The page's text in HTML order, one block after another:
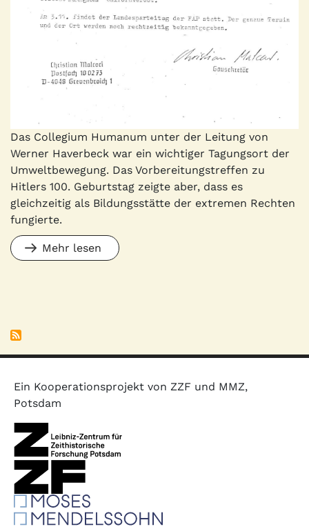
Das Collegium Humanum unter der Leitung von
Werner Haverbeck war ein wichtiger Tagungsort der
Umweltbewegung. Das Vorbereitungstreffen zu
Hitlers 100. Geburtstag zeigte aber, dass es
gleichzeitig als Bildungsstätte der extremen Rechten
fungierte.
Mehr lesen
Ein Kooperationsprojekt von ZZF und MMZ,
Potsdam